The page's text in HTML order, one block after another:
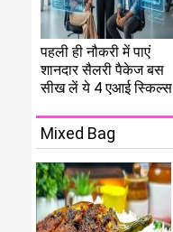
पहली ही नौकरी में पाएं
शानदार सैलरी पैकेज बस
सीख लें ये 4 एआई स्किल्स
Mixed Bag